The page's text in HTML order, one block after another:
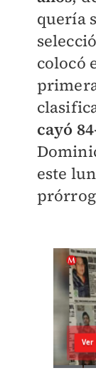
quería
colocó
cayó
este